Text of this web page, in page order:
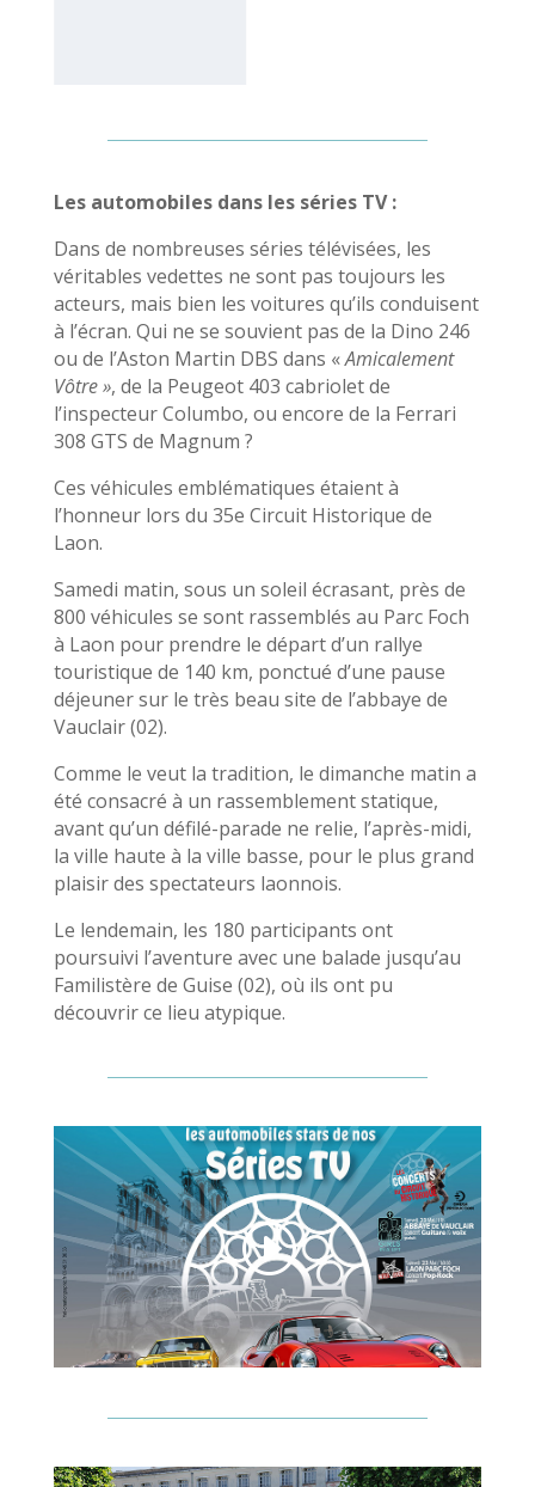
Les automobiles dans les séries TV :
Dans de nombreuses séries télévisées, les
véritables vedettes ne sont pas toujours les
acteurs, mais bien les voitures qu’ils conduisent
à l’écran. Qui ne se souvient pas de la Dino 246
ou de l’Aston Martin DBS dans «Amicalement
Vôtre », de la Peugeot 403 cabriolet de
l’inspecteur Columbo, ou encore de la Ferrari
308 GTS de Magnum ?
Ces véhicules emblématiques étaient à
l’honneur lors du 35e Circuit Historique de
Laon.
Samedi matin, sous un soleil écrasant, près de
800 véhicules se sont rassemblés au Parc Foch
à Laon pour prendre le départ d’un rallye
touristique de 140 km, ponctué d’une pause
déjeuner sur le très beau site de l’abbaye de
Vauclair (02).
Comme le veut la tradition, le dimanche matin a
été consacré à un rassemblement statique,
avant qu’un défilé-parade ne relie, l’après-midi,
la ville haute à la ville basse, pour le plus grand
plaisir des spectateurs laonnois.
Le lendemain, les 180 participants ont
poursuivi l’aventure avec une balade jusqu’au
Familistère de Guise (02), où ils ont pu
découvrir ce lieu atypique.